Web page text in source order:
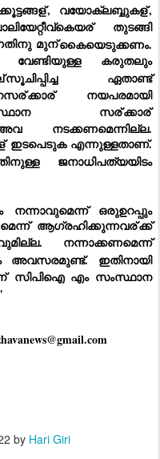
, വയോക്ലബ്ബുകള്,
തുടങ്ങി
മുന്കൈയെടുക്കണം.
വേണ്ടിയുള്ള കരുതലും
സൂചിപ്പിച്ച ഏതാണ്ട്
ക്കാര് നയപരമായി
സംസ്ഥാന സര്ക്കാര്
നടക്കണമെന്നില്ല.
ഇടപെടുക എന്നുള്ളതാണ്.
ജനാധിപത്യയിടം
നന്നാവുമെന്ന് ഒരുഉറപ്പും
ആഗ്രഹിക്കുന്നവര്ക്ക്
നന്നാക്കണമെന്ന്
അവസരമുണ്ട്. ഇതിനായി
സിപിഐ എം സംസ്ഥാന
by Hari Giri